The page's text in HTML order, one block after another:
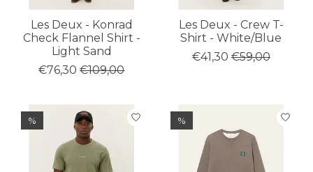
Les Deux - Konrad
Check Flannel Shirt -
Light Sand
€76,30 €109,00
Les Deux - Crew T-
Shirt - White/Blue
€41,30 €59,00
% %